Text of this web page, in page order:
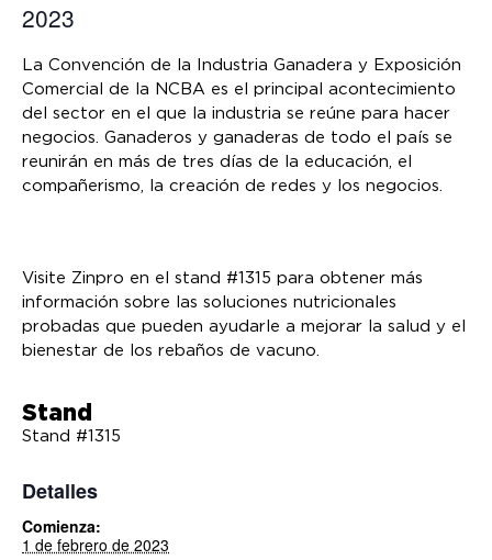
2023
La Convención de la Industria Ganadera y Exposición
Comercial de la NCBA es el principal acontecimiento
del sector en el que la industria se reúne para hacer
negocios. Ganaderos y ganaderas de todo el país se
reunirán en más de tres días de la educación, el
compañerismo, la creación de redes y los negocios.
Visite Zinpro en el stand #1315 para obtener más
información sobre las soluciones nutricionales
probadas que pueden ayudarle a mejorar la salud y el
bienestar de los rebaños de vacuno.
Stand
Stand #1315
Detalles
Comienza:
1 de febrero de 2023